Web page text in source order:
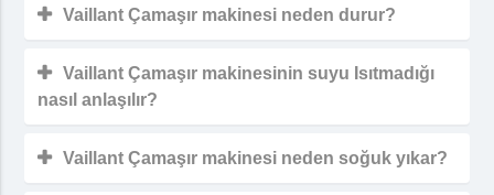
Vaillant Çamaşır makinesi neden durur?
Vaillant Çamaşır makinesinin suyu Isıtmadığı
nasıl anlaşılır?
Vaillant Çamaşır makinesi neden soğuk yıkar?